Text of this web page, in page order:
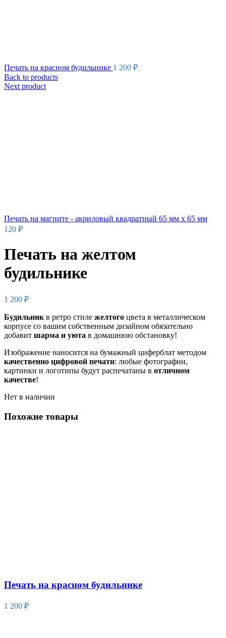
Печать на красном будильнике 1 200 ₽
Back to products
Next product
Печать на магните - акриловый квадратный 65 мм х 65 мм
120 ₽
Печать на желтом
будильнике
1 200 ₽
Будильник в ретро стиле желтого цвета в металлическом
корпусе со вашим собственным дизайном обязательно
добавит шарма и уюта в домашнюю обстановку!
Изображение наносится на бумажный циферблат методом
качественно цифровой печати: любые фотографии,
картинки и логотипы будут распечатаны в отличном
качестве!
Нет в наличии
Похожие товары
Печать на красном будильнике
1 200 ₽